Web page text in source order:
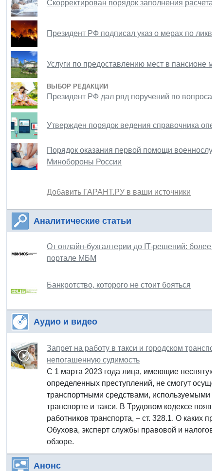
Скорректирован порядок заполнения
Президент РФ подписал указ о мерах по
Услуги по предоставлению мест в пансионе
ВЫБОР РЕДАКЦИИ
Президент РФ дал ряд поручений по
Утвержден порядок ведения справочника
Порядок оказания первой помощи
Минобороны России
Добавить ГАРАНТ.РУ в ваши источники
Аналитические статьи
От онлайн-бухгалтерии до IT-решений: более
портале МБМ
Банкротство, которого не стоит бояться
Аудио и видео
Запрет на работу в такси и городском
непогашенную судимость
С 1 марта 2023 года лица, имеющие
определенных преступлений, не смогут
транспортными средствами, используемыми
транспорте и такси. В Трудовом кодексе
работников транспорта, – ст. 328.1. О каких
Обухова, эксперт службы правовой и
обзоре.
Анонс